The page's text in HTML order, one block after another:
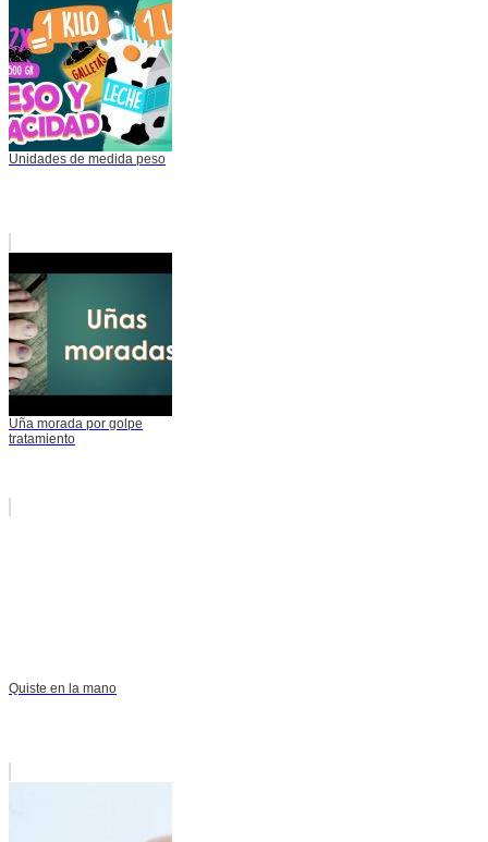
Unidades de medida peso
Uña morada por golpe
tratamiento
Quiste en la mano